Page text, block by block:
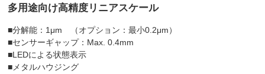
多用途向け高精度リニアスケール
■分解能：1μm （オプション：最小0.2μm）
■センサーギャップ：Max. 0.4mm
■LEDによる状態表示
■メタルハウジング